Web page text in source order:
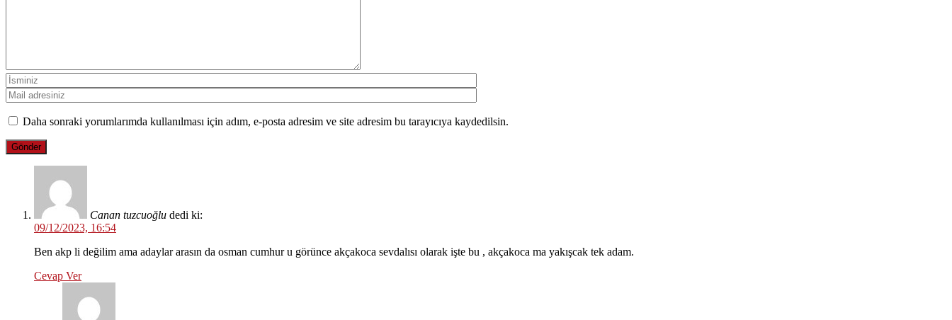
Daha sonraki yorumlarımda kullanılması için adım, e-posta adresim ve site adresim bu tarayıcıya kaydedilsin.
Canan tuzcuoğlu dedi ki:
09/12/2023, 16:54
Ben akp li değilim ama adaylar arasın da osman cumhur u görünce akçakoca sevdalısı olarak işte bu , akçakoca ma yakışcak tek adam.
Cevap Ver